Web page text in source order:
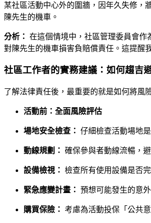
某社區活動中心外的圍牆，因年久失修，
陳先生的機車。
分析： 在這個情境中，社區管理委員會作
對陳先生的機車損害負賠償責任。這提醒
社區工作者的實務建議：如何趨吉
了解法律責任後，最重要的就是如何將風
活動前：全面風險評估
場地安全檢查： 仔細檢查活動場地
動線規劃： 確保參與者動線流暢，
設備檢視： 檢查所有使用設備是否
緊急應變計畫： 預想可能發生的意
購買保險： 考慮為活動投保「公共